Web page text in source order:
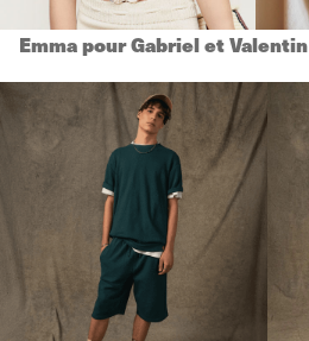
Emma pour Gabriel et Valentin